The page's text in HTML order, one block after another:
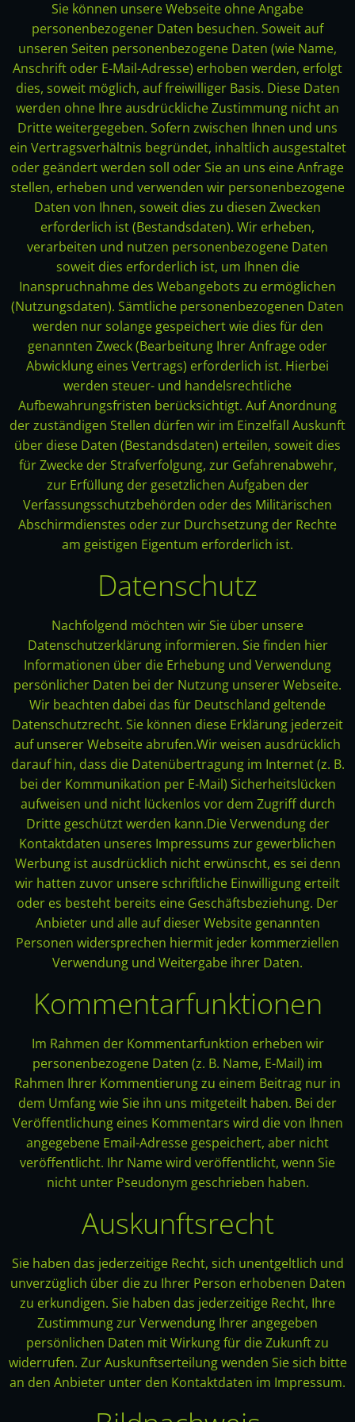
Sie können unsere Webseite ohne Angabe
personenbezogener Daten besuchen. Soweit auf
unseren Seiten personenbezogene Daten (wie Name,
Anschrift oder E-Mail-Adresse) erhoben werden, erfolgt
dies, soweit möglich, auf freiwilliger Basis. Diese Daten
werden ohne Ihre ausdrückliche Zustimmung nicht an
Dritte weitergegeben. Sofern zwischen Ihnen und uns
ein Vertragsverhältnis begründet, inhaltlich ausgestaltet
oder geändert werden soll oder Sie an uns eine Anfrage
stellen, erheben und verwenden wir personenbezogene
Daten von Ihnen, soweit dies zu diesen Zwecken
erforderlich ist (Bestandsdaten). Wir erheben,
verarbeiten und nutzen personenbezogene Daten
soweit dies erforderlich ist, um Ihnen die
Inanspruchnahme des Webangebots zu ermöglichen
(Nutzungsdaten). Sämtliche personenbezogenen Daten
werden nur solange gespeichert wie dies für den
genannten Zweck (Bearbeitung Ihrer Anfrage oder
Abwicklung eines Vertrags) erforderlich ist. Hierbei
werden steuer- und handelsrechtliche
Aufbewahrungsfristen berücksichtigt. Auf Anordnung
der zuständigen Stellen dürfen wir im Einzelfall Auskunft
über diese Daten (Bestandsdaten) erteilen, soweit dies
für Zwecke der Strafverfolgung, zur Gefahrenabwehr,
zur Erfüllung der gesetzlichen Aufgaben der
Verfassungsschutzbehörden oder des Militärischen
Abschirmdienstes oder zur Durchsetzung der Rechte
am geistigen Eigentum erforderlich ist.
Datenschutz
Nachfolgend möchten wir Sie über unsere
Datenschutzerklärung informieren. Sie finden hier
Informationen über die Erhebung und Verwendung
persönlicher Daten bei der Nutzung unserer Webseite.
Wir beachten dabei das für Deutschland geltende
Datenschutzrecht. Sie können diese Erklärung jederzeit
auf unserer Webseite abrufen.Wir weisen ausdrücklich
darauf hin, dass die Datenübertragung im Internet (z. B.
bei der Kommunikation per E-Mail) Sicherheitslücken
aufweisen und nicht lückenlos vor dem Zugriff durch
Dritte geschützt werden kann.Die Verwendung der
Kontaktdaten unseres Impressums zur gewerblichen
Werbung ist ausdrücklich nicht erwünscht, es sei denn
wir hatten zuvor unsere schriftliche Einwilligung erteilt
oder es besteht bereits eine Geschäftsbeziehung. Der
Anbieter und alle auf dieser Website genannten
Personen widersprechen hiermit jeder kommerziellen
Verwendung und Weitergabe ihrer Daten.
Kommentarfunktionen
Im Rahmen der Kommentarfunktion erheben wir
personenbezogene Daten (z. B. Name, E-Mail) im
Rahmen Ihrer Kommentierung zu einem Beitrag nur in
dem Umfang wie Sie ihn uns mitgeteilt haben. Bei der
Veröffentlichung eines Kommentars wird die von Ihnen
angegebene Email-Adresse gespeichert, aber nicht
veröffentlicht. Ihr Name wird veröffentlicht, wenn Sie
nicht unter Pseudonym geschrieben haben.
Auskunftsrecht
Sie haben das jederzeitige Recht, sich unentgeltlich und
unverzüglich über die zu Ihrer Person erhobenen Daten
zu erkundigen. Sie haben das jederzeitige Recht, Ihre
Zustimmung zur Verwendung Ihrer angegeben
persönlichen Daten mit Wirkung für die Zukunft zu
widerrufen. Zur Auskunftserteilung wenden Sie sich bitte
an den Anbieter unter den Kontaktdaten im Impressum.